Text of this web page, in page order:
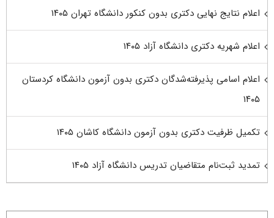
اعلام نتایج نهایی دکتری بدون کنکور دانشگاه تهران ۱۴۰۵
اعلام شهریه دکتری دانشگاه آزاد ۱۴۰۵
اعلام اسامی پذیرفته‌شدگان دکتری بدون آزمون دانشگاه کردستان
۱۴۰۵
تکمیل ظرفیت دکتری بدون آزمون دانشگاه کاشان ۱۴۰۵
تمدید ثبت‌نام متقاضیان تدریس دانشگاه آزاد ۱۴۰۵